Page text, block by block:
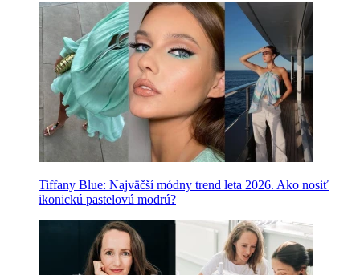
Tiffany Blue: Najväčší módny trend leta 2026. Ako nosiť
ikonickú pastelovú modrú?